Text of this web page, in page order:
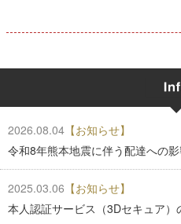
2026.08.04 【お知らせ】
令和8年熊本地震に伴う配達への
2025.03.06 【お知らせ】
本人認証サービス（3Dセキュア）